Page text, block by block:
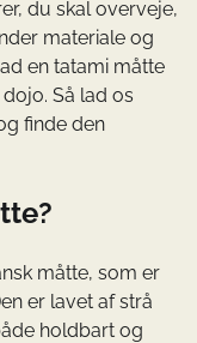
du skal overveje,
materiale og
en tatami måtte
Så lad os
finde den
måtte, som er
er lavet af strå
holdbart og